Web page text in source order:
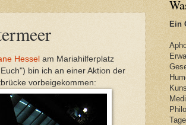
Hessel am Mariahilferplatz
bin ich an einer Aktion der
vorbeigekommen:
Ein